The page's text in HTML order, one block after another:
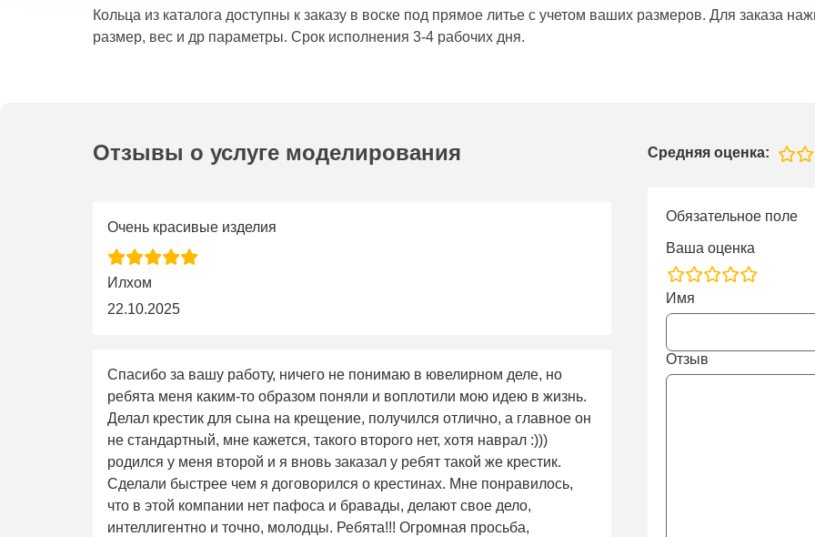
Кольца из каталога доступны к заказу в воске под прямое литье с учетом ваших размеров. Для заказа
размер, вес и др параметры. Срок исполнения 3-4 рабочих дня.
Отзывы о услуге моделирования Средняя оценка:
Очень красивые изделия
Илхом
22.10.2025
Спасибо за вашу работу, ничего не понимаю в ювелирном деле, но
ребята меня каким-то образом поняли и воплотили мою идею в жизнь.
Делал крестик для сына на крещение, получился отлично, а главное он
не стандартный, мне кажется, такого второго нет, хотя наврал :)))
родился у меня второй и я вновь заказал у ребят такой же крестик.
Сделали быстрее чем я договорился о крестинах. Мне понравилось,
что в этой компании нет пафоса и бравады, делают свое дело,
интеллигентно и точно, молодцы. Ребята!!! Огромная просьба,
Обязательное поле
Ваша оценка
rating
fields
Имя
Отзыв